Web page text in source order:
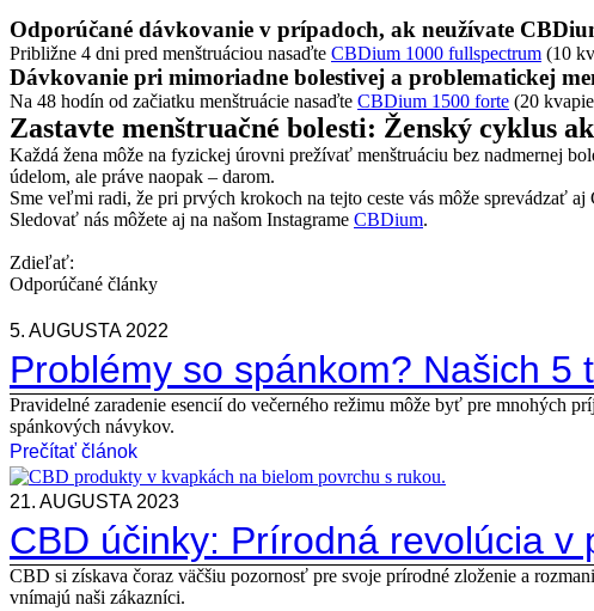
Odporúčané dávkovanie v prípadoch, ak neužívate
Približne 4 dni pred menštruáciou nasaďte CBDium 1000 fullspectrum (10
Dávkovanie pri mimoriadne bolestivej a problematickej
Na 48 hodín od začiatku menštruácie nasaďte CBDium 1500 forte (20
Zastavte menštruačné bolesti: Ženský cyklus
Každá žena môže na fyzickej úrovni prežívať menštruáciu bez nadmernej
údelom, ale práve naopak – darom.
Sme veľmi radi, že pri prvých krokoch na tejto ceste vás môže sprevádzať
Sledovať nás môžete aj na našom Instagrame CBDium.
Zdieľať:
Odporúčané články
5. AUGUSTA 2022
Problémy so spánkom? Našich 5
Pravidelné zaradenie esencií do večerného režimu môže byť pre mnohých
spánkových návykov.
Prečítať článok
21. AUGUSTA 2023
CBD účinky: Prírodná revolúcia v
CBD si získava čoraz väčšiu pozornosť pre svoje prírodné zloženie a
vnímajú naši zákazníci.